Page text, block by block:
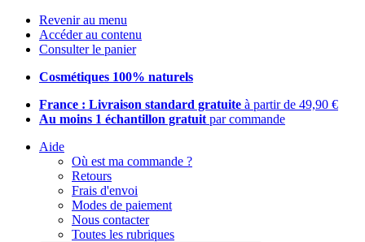
Revenir au menu
Accéder au contenu
Consulter le panier
Cosmétiques 100% naturels
France : Livraison standard gratuite à partir de 49,90 €
Au moins 1 échantillon gratuit par commande
Aide
Où est ma commande ?
Retours
Frais d'envoi
Modes de paiement
Nous contacter
Toutes les rubriques